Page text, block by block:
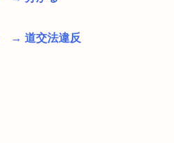
→ 道交法違反